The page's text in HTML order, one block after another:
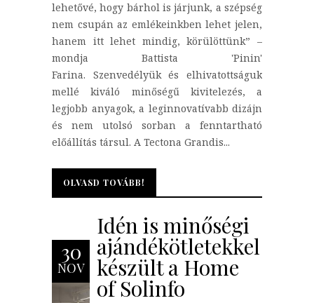
lehetővé, hogy bárhol is járjunk, a szépség
nem csupán az emlékeinkben lehet jelen,
hanem itt lehet mindig, körülöttünk” –
mondja Battista 'Pinin'
Farina. Szenvedélyük és elhivatottságuk
mellé kiváló minőségű kivitelezés, a
legjobb anyagok, a leginnovatívabb dizájn
és nem utolsó sorban a fenntartható
előállítás társul. A Tectona Grandis...
OLVASD TOVÁBB!
OLVASD TOVÁBB!
30
NOV
Idén is minőségi
ajándékötletekkel
készült a Home
of Solinfo